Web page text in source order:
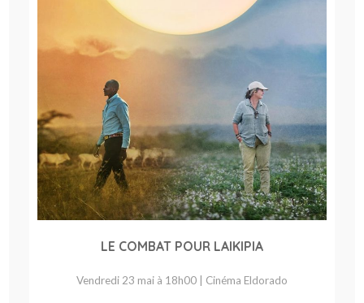
LE COMBAT POUR LAIKIPIA
Vendredi 23 mai à 18h00 | Cinéma Eldorado